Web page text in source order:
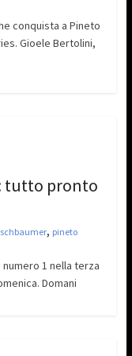
conquista a Pineto
Gioele Bertolini,
tutto pronto
, pineto
1 nella terza
Domani